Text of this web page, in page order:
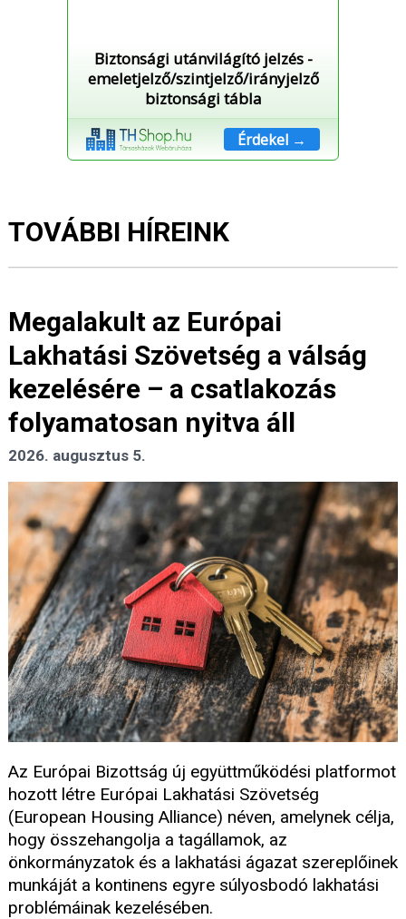
Biztonsági utánvilágító jelzés -
emeletjelző/szintjelző/irányjelző
biztonsági tábla
Érdekel →
TOVÁBBI HÍREINK
Megalakult az Európai
Lakhatási Szövetség a válság
kezelésére – a csatlakozás
folyamatosan nyitva áll
2026. augusztus 5.
Az Európai Bizottság új együttműködési platformot
hozott létre Európai Lakhatási Szövetség
(European Housing Alliance) néven, amelynek célja,
hogy összehangolja a tagállamok, az
önkormányzatok és a lakhatási ágazat szereplőinek
munkáját a kontinens egyre súlyosbodó lakhatási
problémáinak kezelésében.